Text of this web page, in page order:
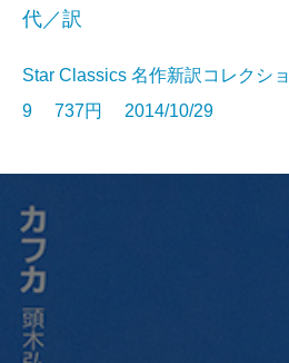
代／訳
Star Classics 名作新訳コレク
9 737円 2014/10/29